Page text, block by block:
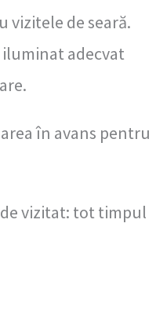
vizitele de seară.
adecvat
în avans pentru
vizitat: tot timpul